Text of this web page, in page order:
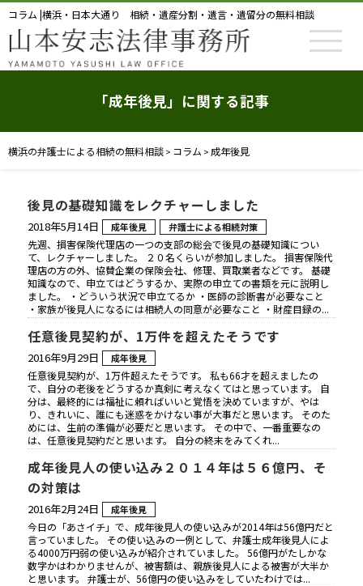
コラム |横浜・日本大通り 相続・遺産分割・遺言・遺留分の無料相談
「成年後見」に関する記事
横浜の弁護士による相続の無料相談 > コラム > 成年後見
後見の基礎知識をレクチャーしました
2018年5月14日 成年後見 弁護士による相続対策
先週、損害保険代理店の一つの支部の総会で後見の基礎知識につい
て、レクチャーしました。 ２０名くらいが参加しました。 損害保険代
理店の方の外、協賛企業の保険会社、修理、買取業者などです。 基礎
知識なので、申立てはどうするか、実際の申立ての書類を元に説明し
ました。 ・どういう状況で申立てるか ・医師の診断書が必要なこと
・家族が後見人になるには相続人の同意が必要なこと ・財産目録の...
任意後見契約が、1万件を超えたそうです
2016年9月29日 成年後見
任意後見契約が、1万件超えたそうです。 私も66才を超えましたの
で、自分の老後をどうするか真剣に考えなくてはと思っています。 自
分は、最終的には福祉に頼ればいいと覚悟を決めていますが、やは
り、きれいに、誰にも迷惑をかけない事が大事だと思います。 そのた
めには、生前の準備が必要だと思います。 その中で、一番重要なの
は、任意後見契約だと思います。 自分の終末をみてくれ...
成年後見人の使い込み２０１４年は５６億円、そ
の対策は
2016年2月24日 成年後見
今日の「あさイチ」で、成年後見人の使い込みが2014年は56億円だと
言っていました。 その使い込みの一例として、弁護士成年後見人によ
る4000万円弱の使い込みが紹介されていました。 56億円がたしかな
数字かはわかりませんが、被害額は、親族後見人による被害が大半か
と思います。 弁護士が、56億円の使い込みをしていたわけでは...